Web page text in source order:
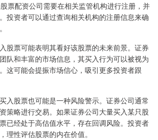
票配资公司需要在相关监管机构进行注册，并
投资者可以通过查询相关机构的注册信息来确
股票可能表明其看好该股票的未来前景。证券
队和丰富的市场信息，其买入行为可以被视为
这可能会提振市场信心，吸引更多投资者跟
入股票也可能是一种风险警示。证券公司通常
策略进行交易。如果证券公司大量买入某只股
已经处于高估值水平，存在回调风险。投资者
理性评估股票的内在价值。